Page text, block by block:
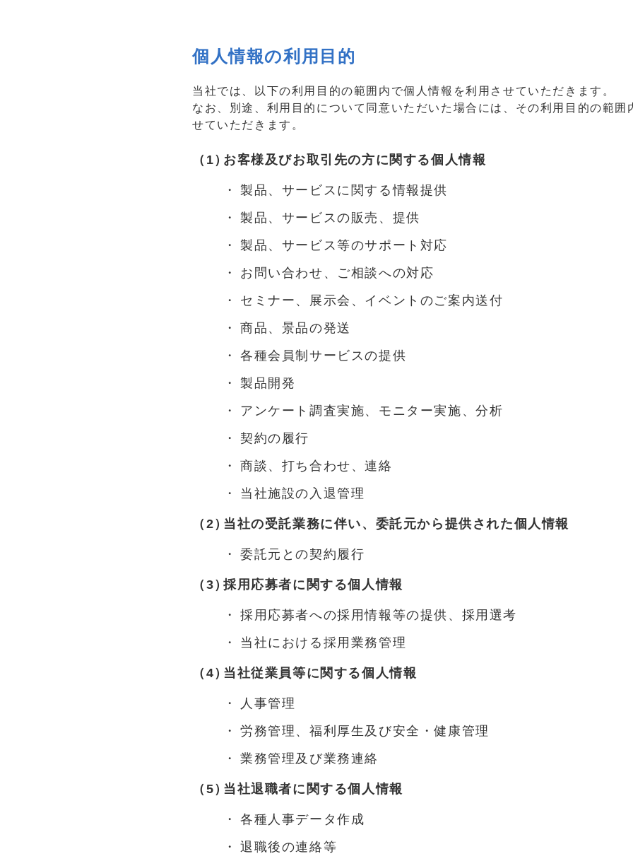
個人情報の利用目的
当社では、以下の利用目的の範囲内で個人情報を利用させていただきます。
なお、別途、利用目的について同意いただいた場合には、その利用目的の範囲
せていただきます。
お客様及びお取引先の方に関する個人情報
製品、サービスに関する情報提供
製品、サービスの販売、提供
製品、サービス等のサポート対応
お問い合わせ、ご相談への対応
セミナー、展示会、イベントのご案内送付
商品、景品の発送
各種会員制サービスの提供
製品開発
アンケート調査実施、モニター実施、分析
契約の履行
商談、打ち合わせ、連絡
当社施設の入退管理
当社の受託業務に伴い、委託元から提供された個人情報
委託元との契約履行
採用応募者に関する個人情報
採用応募者への採用情報等の提供、採用選考
当社における採用業務管理
当社従業員等に関する個人情報
人事管理
労務管理、福利厚生及び安全・健康管理
業務管理及び業務連絡
当社退職者に関する個人情報
各種人事データ作成
退職後の連絡等